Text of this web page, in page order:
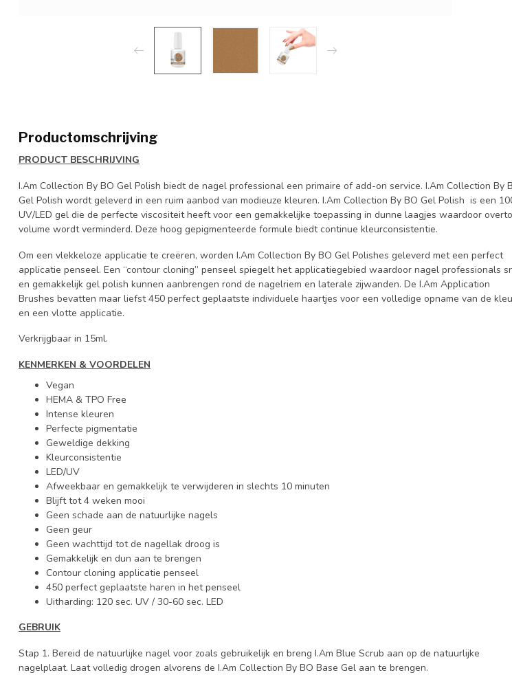
Productomschrijving
PRODUCT BESCHRIJVING
I.Am Collection By BO Gel Polish biedt de nagel professional een primaire of add-on service. I.Am Collection By
Gel Polish wordt geleverd in een ruim aanbod van modieuze kleuren. I.Am Collection By BO Gel Polish is een
UV/LED gel die de perfecte viscositeit heeft voor een gemakkelijke toepassing in dunne laagjes waardoor
volume wordt verminderd. Deze hoog gepigmenteerde formule biedt continue kleurconsistentie.
Om een vlekkeloze applicatie te creëren, worden I.Am Collection By BO Gel Polishes geleverd met een perfect
applicatie penseel. Een “contour cloning” penseel spiegelt het applicatiegebied waardoor nagel professionals
en gemakkelijk gel polish kunnen aanbrengen rond de nagelriem en laterale zijwanden. De I.Am Application
Brushes bevatten maar liefst 450 perfect geplaatste individuele haartjes voor een volledige opname van de
en een vlotte applicatie.
Verkrijgbaar in 15ml.
KENMERKEN & VOORDELEN
Vegan
HEMA & TPO Free
Intense kleuren
Perfecte pigmentatie
Geweldige dekking
Kleurconsistentie
LED/UV
Afweekbaar en gemakkelijk te verwijderen in slechts 10 minuten
Blijft tot 4 weken mooi
Geen schade aan de natuurlijke nagels
Geen geur
Geen wachttijd tot de nagellak droog is
Gemakkelijk en dun aan te brengen
Contour cloning applicatie penseel
450 perfect geplaatste haren in het penseel
Uitharding: 120 sec. UV / 30-60 sec. LED
GEBRUIK
Stap 1. Bereid de natuurlijke nagel voor zoals gebruikelijk en breng I.Am Blue Scrub aan op de natuurlijke
nagelplaat. Laat volledig drogen alvorens de I.Am Collection By BO Base Gel aan te brengen.